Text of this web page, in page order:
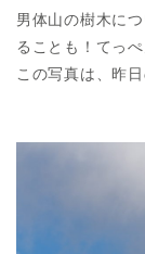
男体山の樹木に
ることも！てっ
この写真は、昨